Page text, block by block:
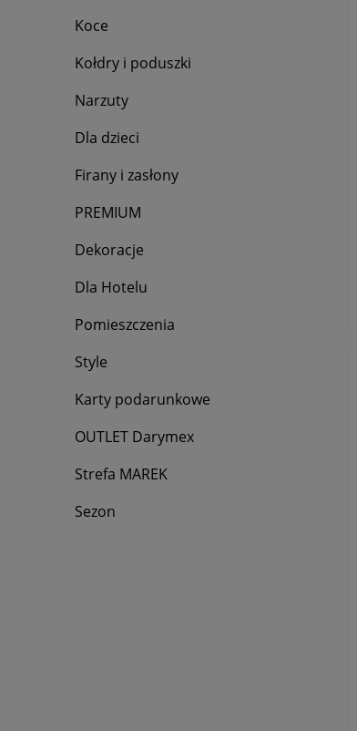
Koce
Kołdry i poduszki
Narzuty
Dla dzieci
Firany i zasłony
PREMIUM
Dekoracje
Dla Hotelu
Pomieszczenia
Style
Karty podarunkowe
OUTLET Darymex
Strefa MAREK
Sezon